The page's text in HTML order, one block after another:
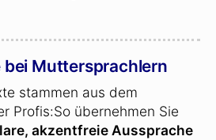
bei Muttersprachlern
stammen aus dem
Profis:So übernehmen Sie
akzentfreie Aussprache